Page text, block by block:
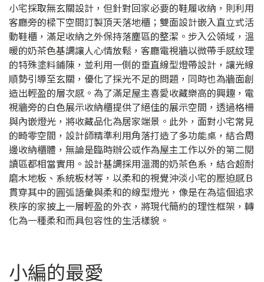
小宅採取無玄關設計，但針對回家必要的鞋履收納，則利用
客廳旁的樑下空間訂製頂天落地櫃；雙面設計嵌入直立式活
動鞋櫃，滿足收納之外保持落塵區的整潔。步入公領域，溫
暖的奶茶色基調讓人心情放鬆，客廳電視牆以微帶手感紋理
的特殊塗料鋪陳，並利用一側的垂直線型燈帶設計，讓光線
順勢引導至玄關，優化了採光不足的問題，同時也為牆面創
造出輕盈的層次感。為了滿足屋主喜愛收藏樂高的興趣，電
視牆旁的白色展示收納櫃提供了絕佳的展示空間，透過格柵
與內嵌燈光，將收藏品化為居家端景。此外，面對小宅常見
的畸零空間，設計師精準利用角落打造了多功能桌，結合周
邊收納櫃體，無論是臨時辦公或作為屋主工作以外的第二閱
讀區都相當實用。設計基調採用溫潤的奶茶色系，結合超耐
磨木地板、系統板材等，以柔和的視覺沖淡小宅的壓迫感Ｂ
貫穿其中的圓弧語彙與柔和的線型燈光，像是在為這個追求
秩序的家披上一層輕盈的外衣，將現代簡約的理性框架，轉
化為一種柔和而具包容性的生活樣貌。
小編的最愛